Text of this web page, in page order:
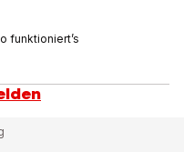
funktioniert’s